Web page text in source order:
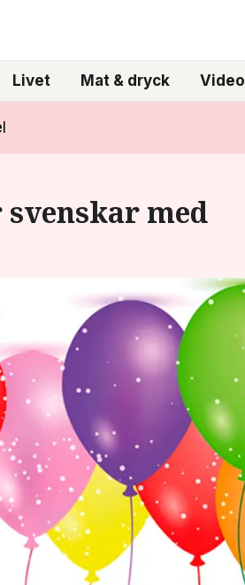
Livet Mat & dryck Video
med